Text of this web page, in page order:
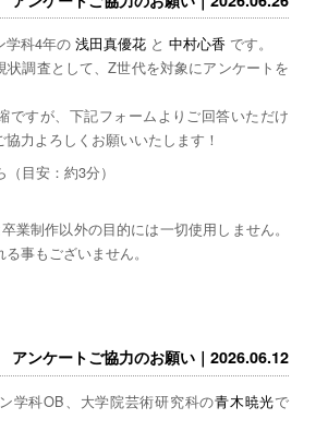
学科4年の 浅田真優花と 中村心香 です。
状調査として、Z世代を対象にアンケートを
ですが、下記フォームよりご回答いただけ
力よろしくお願いいたします！
目安：約3分）
業制作以外の目的には一切使用しません。
事もございません。
アンケートご協力のお願い｜2026.06.12
学科OB、大学院芸術研究科の青木暁光で